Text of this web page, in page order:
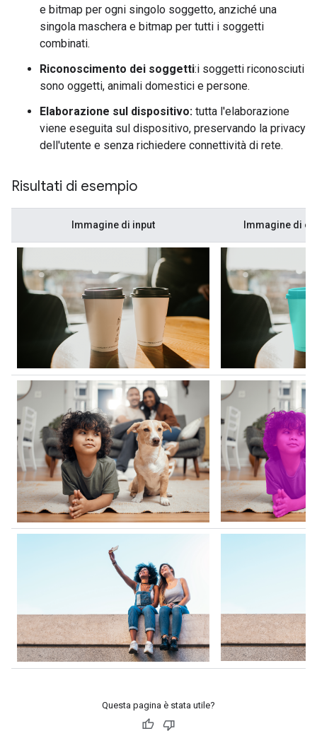
e bitmap per ogni singolo soggetto, anziché una
singola maschera e bitmap per tutti i soggetti
combinati.
Riconoscimento dei soggetti:i soggetti riconosciuti
sono oggetti, animali domestici e persone.
Elaborazione sul dispositivo: tutta l'elaborazione
viene eseguita sul dispositivo, preservando la privacy
dell'utente e senza richiedere connettività di rete.
Risultati di esempio
Immagine di input Immagine di
Questa pagina è stata utile?